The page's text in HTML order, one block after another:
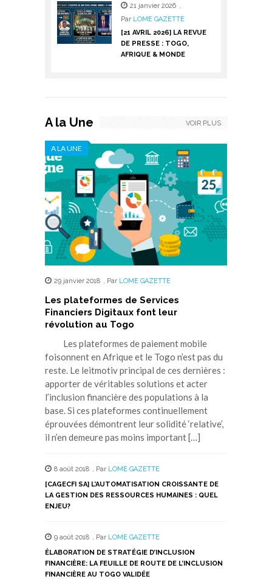
21 janvier 2026 ,
Par LOME GAZETTE
[21 AVRIL 2026] LA REVUE
DE PRESSE : TOGO,
AFRIQUE & MONDE
A la Une
A LA UNE
29 janvier 2018 , Par LOME GAZETTE
Les plateformes de Services
Financiers Digitaux font leur
révolution au Togo
Les plateformes de paiement mobile
foisonnent en Afrique et le Togo n’est pas du
reste. Le leitmotiv principal de ces dernières :
apporter de véritables solutions et acter
l’inclusion financière des populations à la
base. Si ces plateformes continuellement
éprouvées démontrent leur solidité ‘relative’,
il n’en demeure pas moins important […]
8 août 2018 , Par LOME GAZETTE
[CAGECFI SA] L’AUTOMATISATION CROISSANTE DE
LA GESTION DES RESSOURCES HUMAINES : QUEL
ENJEU?
9 août 2018 , Par LOME GAZETTE
ÉLABORATION DE STRATÉGIE D’INCLUSION
FINANCIÈRE: LA FEUILLE DE ROUTE DE L’INCLUSION
FINANCIÈRE AU TOGO VALIDÉE
VOIR PLUS